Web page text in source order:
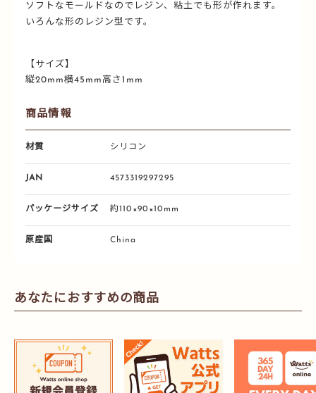
ソフトなモールドなのでレジン、粘土でも形が作れます。
いろんな形のレジン型です。
【サイズ】
縦20mm横45mm高さ1mm
商品情報
材質 シリコン
JAN 4573319297295
パッケージサイズ 約110×90×10mm
原産国 China
あなたにおすすめの商品